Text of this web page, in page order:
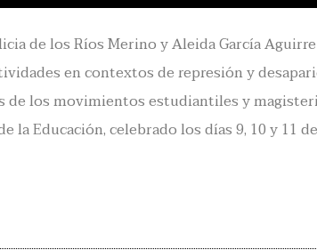
de los Ríos Merino y Aleida García
en contextos de represión y
los movimientos estudiantiles y
Educación, celebrado los días 9, 10 y 11 de